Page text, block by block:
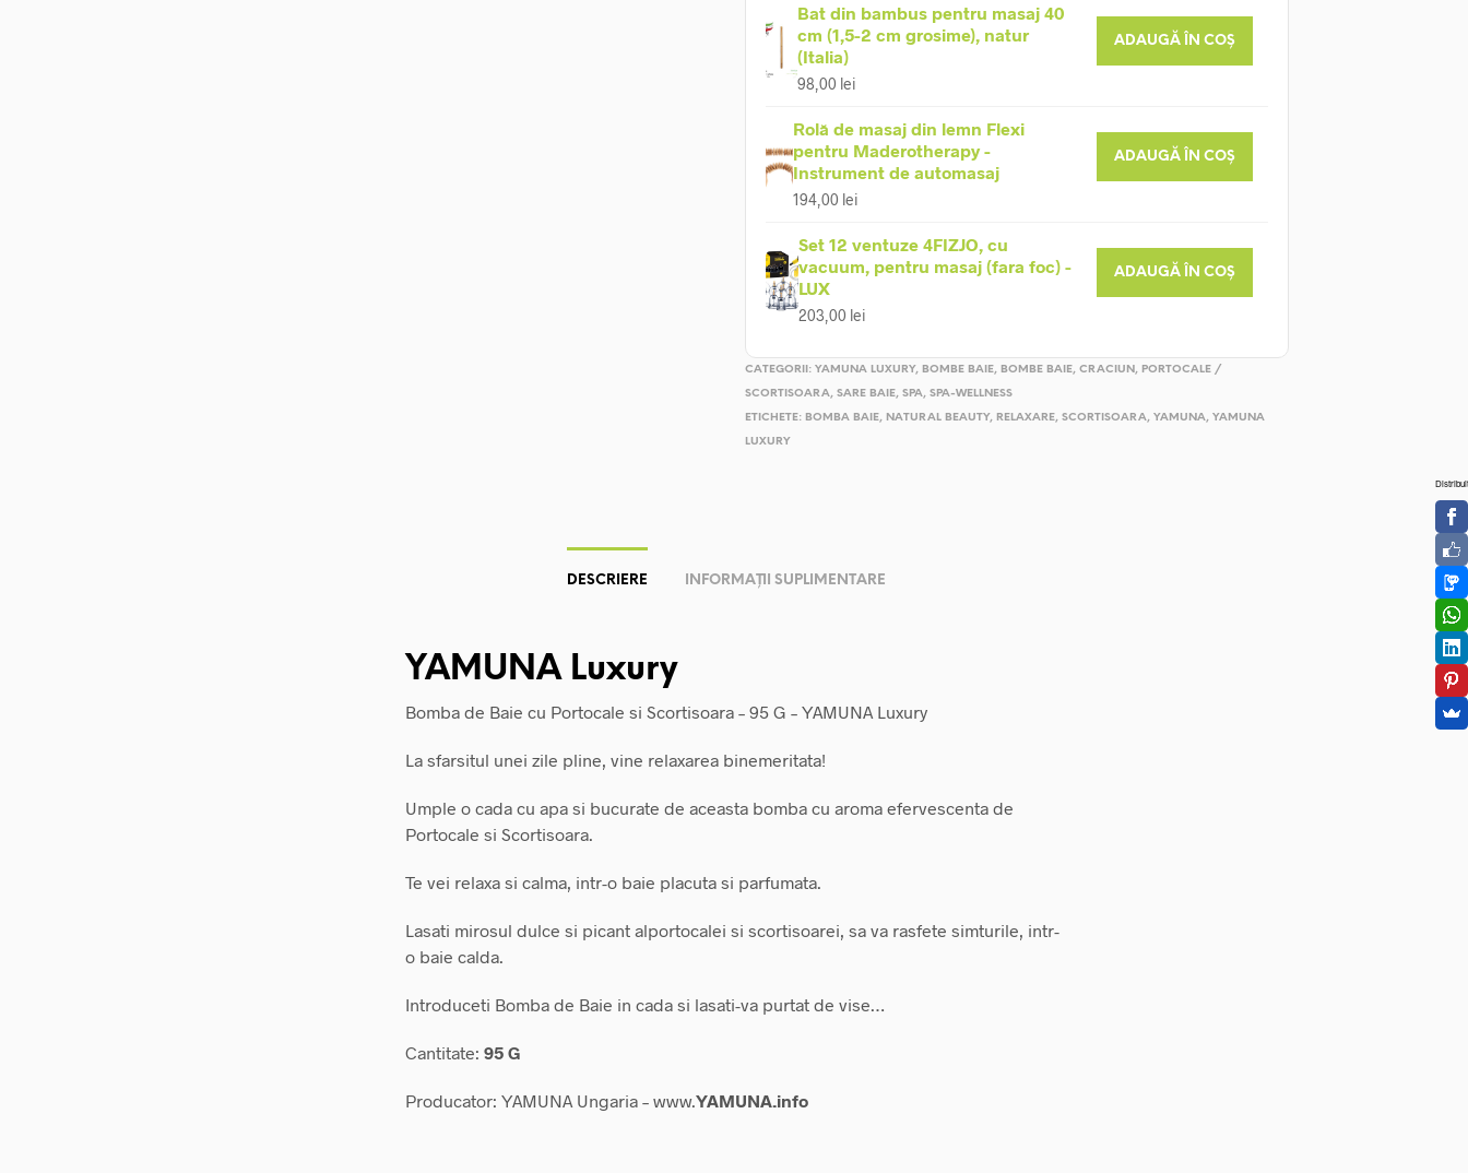
Bat din bambus pentru masaj 40
cm (1,5-2 cm grosime), natur
(Italia)
98,00 lei
ADAUGĂ ÎN COȘ
Rolă de masaj din lemn Flexi
pentru Maderotherapy -
Instrument de automasaj
194,00 lei
ADAUGĂ ÎN COȘ
Set 12 ventuze 4FIZJO, cu
vacuum, pentru masaj (fara foc) -
LUX
203,00 lei
ADAUGĂ ÎN COȘ
CATEGORII: YAMUNA LUXURY, BOMBE BAIE, BOMBE BAIE, CRACIUN , PORTOCALE /
SCORTISOARA, SARE BAIE, SPA, SPA-WELLNESS
ETICHETE: BOMBA BAIE, NATURAL BEAUTY, RELAXARE, SCORTISOARA, YAMUNA, YAMUNA
LUXURY
DESCRIERE INFORMAȚII SUPLIMENTARE
YAMUNA Luxury
Bomba de Baie cu Portocale si Scortisoara – 95 G – YAMUNA Luxury
La sfarsitul unei zile pline, vine relaxarea binemeritata!
Umple o cada cu apa si bucurate de aceasta bomba cu aroma efervescenta de
Portocale si Scortisoara.
Te vei relaxa si calma, intr-o baie placuta si parfumata.
Lasati mirosul dulce si picant alportocalei si scortisoarei, sa va rasfete simturile, intr-
o baie calda.
Introduceti Bomba de Baie in cada si lasati-va purtat de vise…
Cantitate: 95 G
Producator: YAMUNA Ungaria – www.YAMUNA.info
Distribuit